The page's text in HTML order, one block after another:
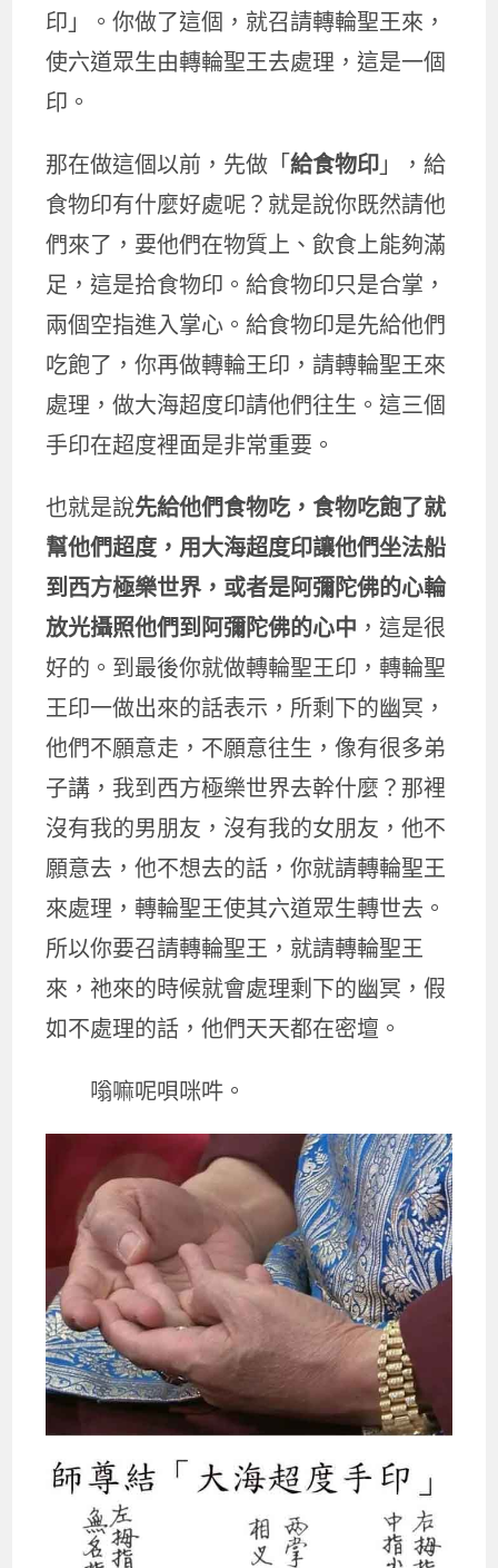
印」。你做了這個，就召請轉輪聖王來，
使六道眾生由轉輪聖王去處理，這是一個
印。
那在做這個以前，先做「給食物印」，給
食物印有什麼好處呢？就是說你既然請他
們來了，要他們在物質上、飲食上能夠滿
足，這是拾食物印。給食物印只是合掌，
兩個空指進入掌心。給食物印是先給他們
吃飽了，你再做轉輪王印，請轉輪聖王來
處理，做大海超度印請他們往生。這三個
手印在超度裡面是非常重要。
也就是說先給他們食物吃，食物吃飽了就
幫他們超度，用大海超度印讓他們坐法船
到西方極樂世界，或者是阿彌陀佛的心輪
放光攝照他們到阿彌陀佛的心中 ，這是很
好的。到最後你就做轉輪聖王印，轉輪聖
王印一做出來的話表示，所剩下的幽冥，
他們不願意走，不願意往生，像有很多弟
子講，我到西方極樂世界去幹什麼？那裡
沒有我的男朋友，沒有我的女朋友，他不
願意去，他不想去的話，你就請轉輪聖王
來處理，轉輪聖王使其六道眾生轉世去。
所以你要召請轉輪聖王，就請轉輪聖王
來，祂來的時候就會處理剩下的幽冥，假
如不處理的話，他們天天都在密壇。
嗡嘛呢唄咪吽。